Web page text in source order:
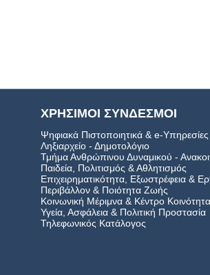
ΧΡΗΣΙΜΟΙ ΣΥΝΔΕΣΜΟΙ
Ψηφιακά Πιστοποιητικά & e-Υπηρεσίες
Ληξιαρχείο - Δημοτολόγιο
Τμήμα Ανθρώπινου Δυναμικού -
Παιδεία, Πολιτισμός & Αθλητισμός
Επιχειρηματικότητα, Εξωστρέφεια &
Περιβάλλον & Ποιότητα Ζωής
Kοινωνική Μέριμνα & Κέντρο
Υγεία, Ασφάλεια & Πολιτική Προστασία
Τηλεφωνικός Κατάλογος